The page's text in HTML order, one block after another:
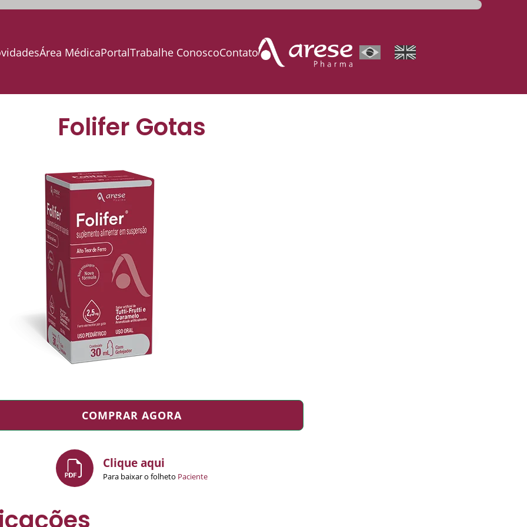
Área MédicaPortalTrabalhe ConoscoContato
Folifer Gotas
COMPRAR AGORA
Clique aqui
Para baixar o folheto Paciente